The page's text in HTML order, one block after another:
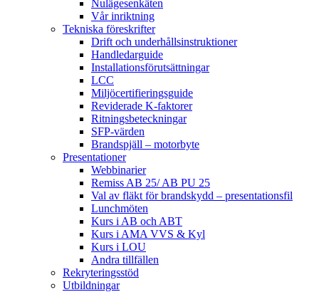
Nulägesenkäten
Vår inriktning
Tekniska föreskrifter
Drift och underhållsinstruktioner
Handledarguide
Installationsförutsättningar
LCC
Miljöcertifieringsguide
Reviderade K-faktorer
Ritningsbeteckningar
SFP-värden
Brandspjäll – motorbyte
Presentationer
Webbinarier
Remiss AB 25/ AB PU 25
Val av fläkt för brandskydd – presentationsfil
Lunchmöten
Kurs i AB och ABT
Kurs i AMA VVS & Kyl
Kurs i LOU
Andra tillfällen
Rekryteringsstöd
Utbildningar